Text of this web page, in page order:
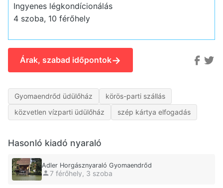
Ingyenes légkondícionálás
4 szoba, 10 férőhely
Árak, szabad időpontok→
Gyomaendrőd üdülőház
körös-parti szállás
közvetlen vízparti üdülőház
szép kártya elfogadás
Hasonló kiadó nyaraló
Adler Horgásznyaraló Gyomaendrőd
7 férőhely, 3 szoba